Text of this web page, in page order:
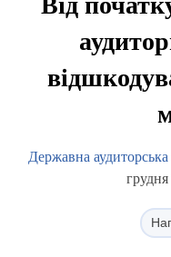
Державна